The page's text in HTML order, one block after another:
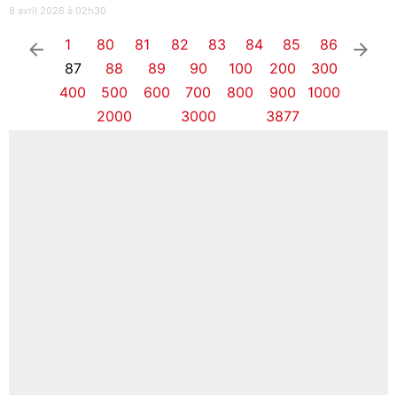
8 avril 2026 à 02h30
arrow_left 1 80 81 82 83 84 85
86
87
88 89 90 100 200
300
400
500 600 700 800 900
1000
2000
3000 3877
arrow_right